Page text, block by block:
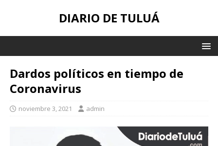
DIARIO DE TULUÁ
Dardos políticos en tiempo de
Coronavirus
noviembre 3, 2021 admin